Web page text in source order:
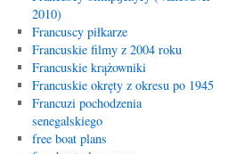
2010)
Francuscy piłkarze
Francuskie filmy z 2004 roku
Francuskie krążowniki
Francuskie okręty z okresu po 1945
Francuzi pochodzenia
senegalskiego
free boat plans